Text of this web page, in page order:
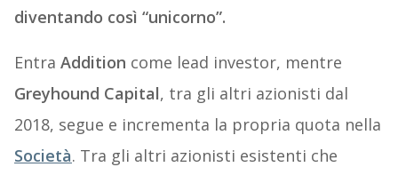
diventando così “unicorno”.
Entra Addition come lead investor, mentre
Greyhound Capital, tra gli altri azionisti dal
2018, segue e incrementa la propria quota nella
Società. Tra gli altri azionisti esistenti che